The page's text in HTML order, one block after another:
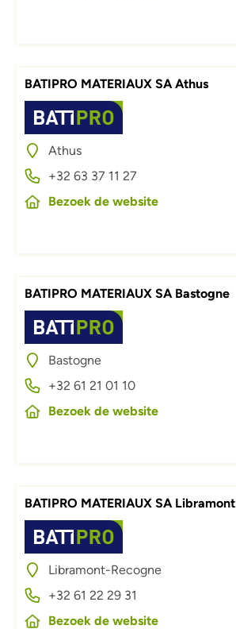
BATIPRO MATERIAUX SA Athus
Afbeelding
Athus
+32 63 37 11 27
Bezoek de website
BATIPRO MATERIAUX SA Bastogne
Afbeelding
Bastogne
+32 61 21 01 10
Bezoek de website
BATIPRO MATERIAUX SA Libramont
Afbeelding
Libramont-Recogne
+32 61 22 29 31
Bezoek de website